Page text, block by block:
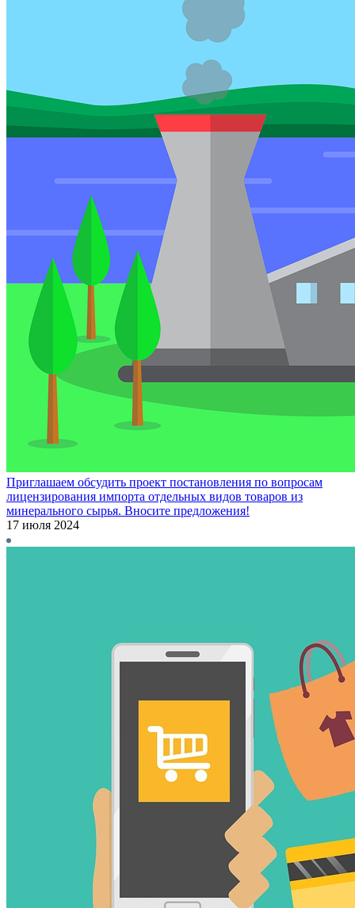
Приглашаем обсудить проект постановления по вопросам
лицензирования импорта отдельных видов товаров из
минерального сырья. Вносите предложения!
17 июля 2024